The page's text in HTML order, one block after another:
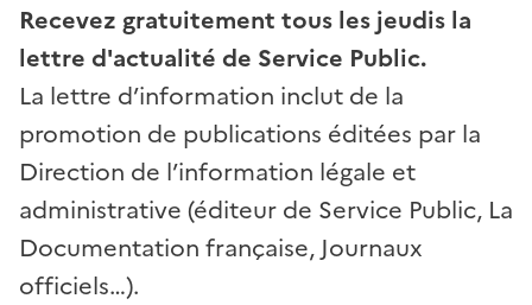
Recevez gratuitement tous les jeudis la
lettre d'actualité de Service Public.
La lettre d’information inclut de la
promotion de publications éditées par la
Direction de l’information légale et
administrative (éditeur de Service Public, La
Documentation française, Journaux
officiels…).